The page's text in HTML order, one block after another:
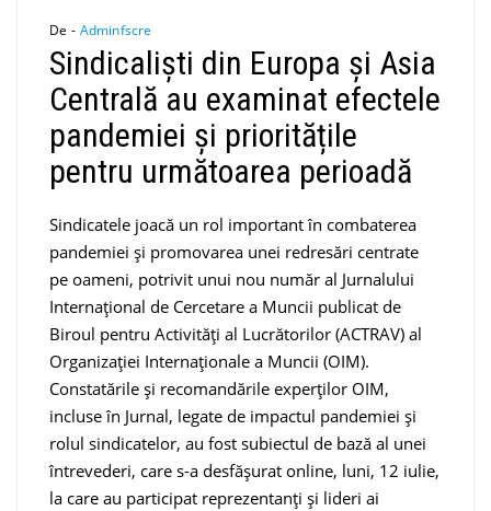
De - Adminfscre
Sindicaliști din Europa și Asia
Centrală au examinat efectele
pandemiei și prioritățile
pentru următoarea perioadă
Sindicatele joacă un rol important în combaterea
pandemiei și promovarea unei redresări centrate
pe oameni, potrivit unui nou număr al Jurnalului
Internațional de Cercetare a Muncii publicat de
Biroul pentru Activități al Lucrătorilor (ACTRAV) al
Organizației Internaționale a Muncii (OIM).
Constatările și recomandările experților OIM,
incluse în Jurnal, legate de impactul pandemiei și
rolul sindicatelor, au fost subiectul de bază al unei
întrevederi, care s-a desfășurat online, luni, 12 iulie,
la care au participat reprezentanți și lideri ai